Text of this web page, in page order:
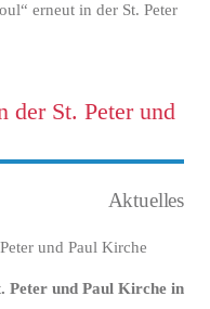
erneut in der St. Peter
der St. Peter und
Aktuelles
Peter und Paul Kirche in